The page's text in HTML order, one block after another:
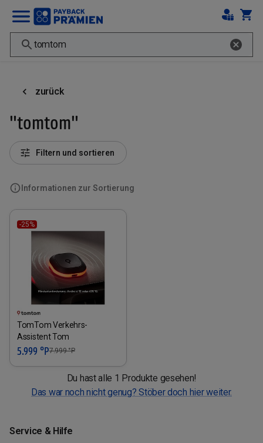
zurück
"tomtom"
Informationen zur Sortierung
Filtern und sortieren
-25%
TomTom Verkehrs-
Assistent Tom
5.999 °P7.999°P
Du hast alle 1 Produkte gesehen!
Das war noch nicht genug? Stöber doch hier weiter.
Service & Hilfe